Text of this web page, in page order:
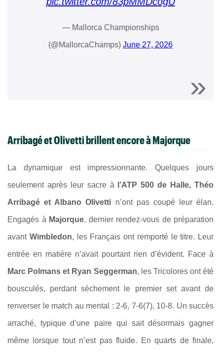
— Mallorca Championships
(@MallorcaChamps) June 27, 2026
Arribagé et Olivetti brillent encore à Majorque
La dynamique est impressionnante. Quelques jours
seulement après leur sacre à l’ATP 500 de Halle, Théo
Arribagé et Albano Olivetti n’ont pas coupé leur élan.
Engagés à Majorque, dernier rendez-vous de préparation
avant Wimbledon, les Français ont remporté le titre. Leur
entrée en matière n’avait pourtant rien d’évident. Face à
Marc Polmans et Ryan Seggerman, les Tricolores ont été
bousculés, perdant sèchement le premier set avant de
renverser le match au mental : 2-6, 7-6(7), 10-8. Un succès
arraché, typique d’une paire qui sait désormais gagner
même lorsque tout n’est pas fluide. En quarts de finale,